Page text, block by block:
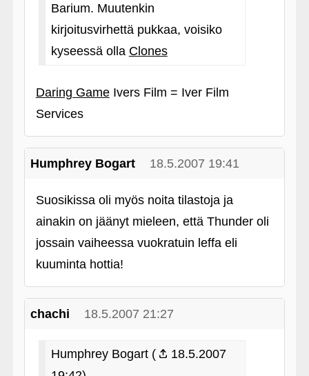
Barium. Muutenkin
kirjoitusvirhettä pukkaa, voisiko
kyseessä olla Clones
Daring GameIvers Film = Iver Film
Services
Humphrey Bogart 18.5.2007 19:41
Suosikissa oli myös noita tilastoja ja
ainakin on jäänyt mieleen, että Thunder oli
jossain vaiheessa vuokratuin leffa eli
kuuminta hottia!
chachi 18.5.2007 21:27
Humphrey Bogart (
18.5.2007